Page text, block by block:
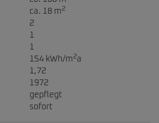
ca. 18 m2
2
1
1
154 kWh/m2a
1,72
1972
gepflegt
sofort